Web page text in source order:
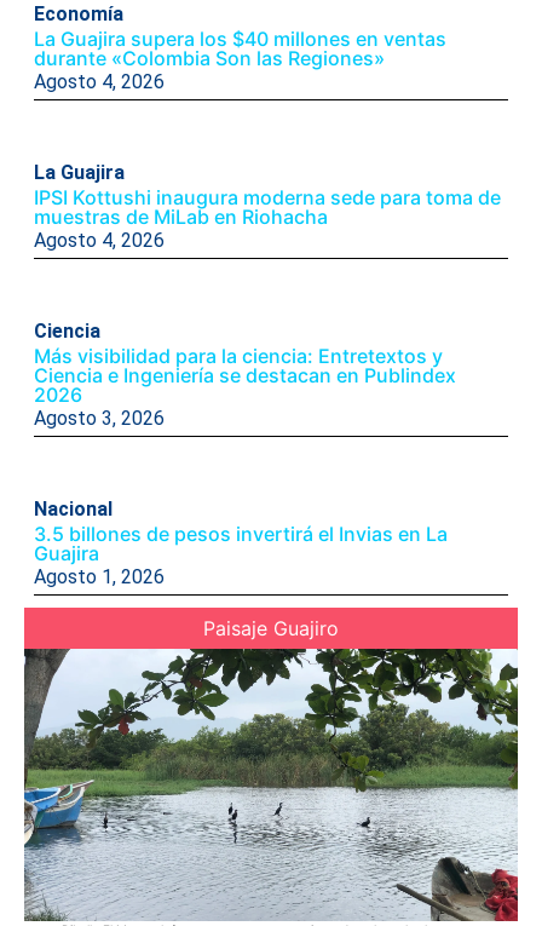
Economía
La Guajira supera los $40 millones en ventas
durante «Colombia Son las Regiones»
Agosto 4, 2026
La Guajira
IPSI Kottushi inaugura moderna sede para toma de
muestras de MiLab en Riohacha
Agosto 4, 2026
Ciencia
Más visibilidad para la ciencia: Entretextos y
Ciencia e Ingeniería se destacan en Publindex
2026
Agosto 3, 2026
Nacional
3.5 billones de pesos invertirá el Invias en La
Guajira
Agosto 1, 2026
Paisaje Guajiro